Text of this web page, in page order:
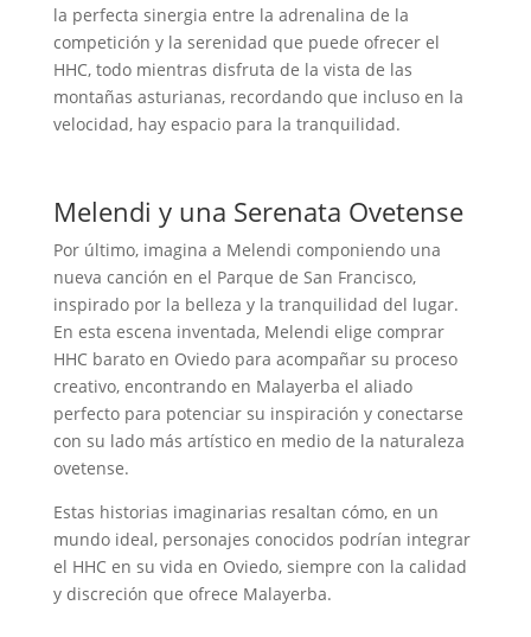
la perfecta sinergia entre la adrenalina de la
competición y la serenidad que puede ofrecer el
HHC, todo mientras disfruta de la vista de las
montañas asturianas, recordando que incluso en la
velocidad, hay espacio para la tranquilidad.
Melendi y una Serenata Ovetense
Por último, imagina a Melendi componiendo una
nueva canción en el Parque de San Francisco,
inspirado por la belleza y la tranquilidad del lugar.
En esta escena inventada, Melendi elige comprar
HHC barato en Oviedo para acompañar su proceso
creativo, encontrando en Malayerba el aliado
perfecto para potenciar su inspiración y conectarse
con su lado más artístico en medio de la naturaleza
ovetense.
Estas historias imaginarias resaltan cómo, en un
mundo ideal, personajes conocidos podrían integrar
el HHC en su vida en Oviedo, siempre con la calidad
y discreción que ofrece Malayerba.